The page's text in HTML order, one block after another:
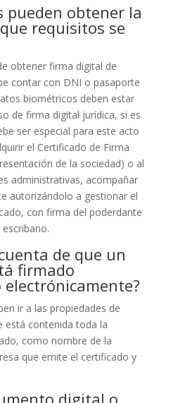
pueden obtener la
requisitos se
obtener firma digital de
contar con DNI o pasaporte
biométricos deben estar
de firma digital jurídica, si es
ser especial para este acto
el Certificado de Firma
de la sociedad) o al
administrativas, acompañar
autorizándolo a gestionar el
con firma del poderdante
de que un
firmado
ir a las propiedades de
está contenida toda la
como nombre de la
que emite el certificado y
digital o